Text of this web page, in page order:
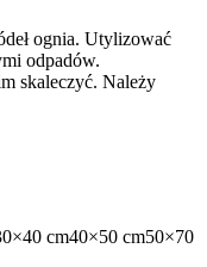
ognia. Utylizować
odpadów.
skaleczyć. Należy
cm40×50 cm50×70